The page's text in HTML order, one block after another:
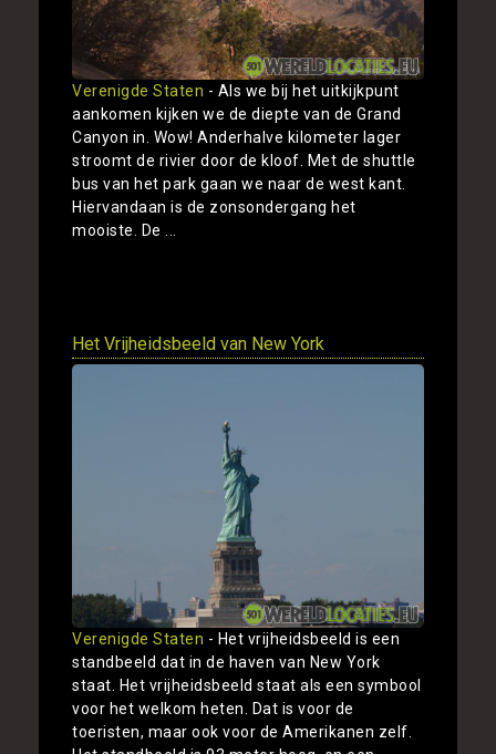
Verenigde Staten - Als we bij het uitkijkpunt
aankomen kijken we de diepte van de Grand
Canyon in. Wow! Anderhalve kilometer lager
stroomt de rivier door de kloof. Met de shuttle
bus van het park gaan we naar de west kant.
Hiervandaan is de zonsondergang het
mooiste. De ...
Het Vrijheidsbeeld van New York
Verenigde Staten - Het vrijheidsbeeld is een
standbeeld dat in de haven van New York
staat. Het vrijheidsbeeld staat als een symbool
voor het welkom heten. Dat is voor de
toeristen, maar ook voor de Amerikanen zelf.